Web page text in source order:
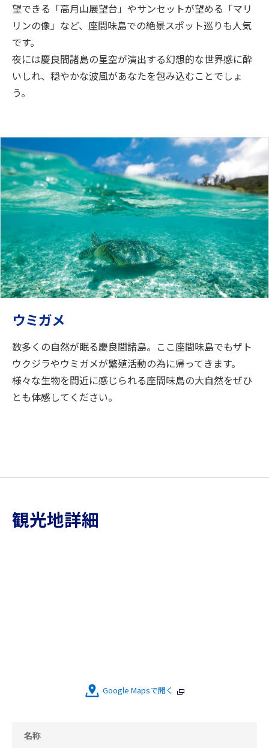
望できる「高月山展望台」やサンセットが望める「マリ
リンの像」など、座間味島での絶景スポット巡りも人気
です。
夜には慶良間諸島の星空が演出する幻想的な世界感に酔
いしれ、穏やかな波風があなたを包み込むことでしょ
う。
ウミガメ
数多くの自然が眠る慶良間諸島。ここ座間味島でもザト
ウクジラやウミガメが繁殖活動の為に帰ってきます。
様々な生物を間近に感じられる座間味島の大自然をぜひ
とも体感してください。
観光地詳細
Google Mapsで開く
名称